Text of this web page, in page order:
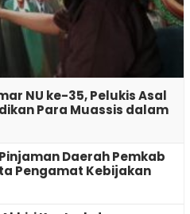
NU ke-35, Pelukis Asal
Para Muassis dalam
Daerah Pemkab
Pengamat Kebijakan